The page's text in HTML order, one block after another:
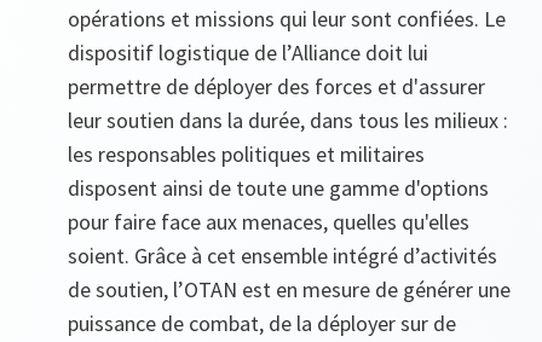
opérations et missions qui leur sont confiées. Le
dispositif logistique de l’Alliance doit lui
permettre de déployer des forces et d'assurer
leur soutien dans la durée, dans tous les milieux :
les responsables politiques et militaires
disposent ainsi de toute une gamme d'options
pour faire face aux menaces, quelles qu'elles
soient. Grâce à cet ensemble intégré d’activités
de soutien, l’OTAN est en mesure de générer une
puissance de combat, de la déployer sur de